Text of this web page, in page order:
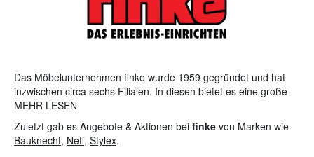
Das Möbelunternehmen finke wurde 1959 gegründet und hat
inzwischen circa sechs Filialen. In diesen bietet es eine große
Auswahl an sämtlichen Möbelarten und
Einrichtungsgegenständen sowie eine qualifizierte Beratung
rund um die Themen Möbel und Wohnen.
MEHR LESEN
Zuletzt gab es Angebote & Aktionen bei finke von Marken wie
Bauknecht, Neff, Stylex.